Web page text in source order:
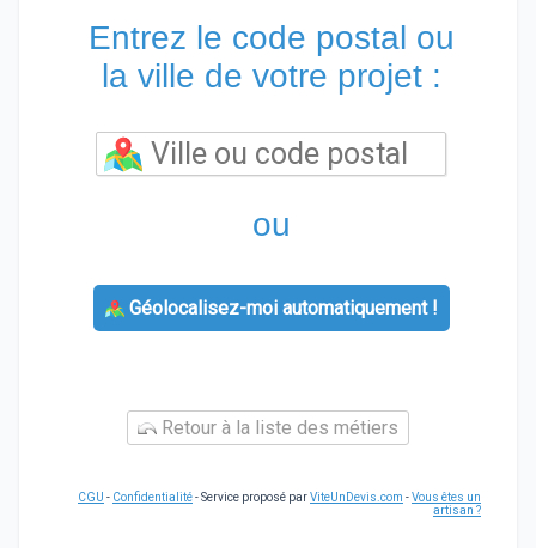
Entrez le code postal ou
la ville de votre projet :
ou
Géolocalisez-moi automatiquement !
Retour à la liste des métiers
CGU - Confidentialité- Service proposé parViteUnDevis.com -Vous êtes un
artisan ?